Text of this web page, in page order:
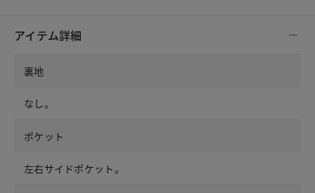
アイテム詳細
裏地
なし。
ポケット
左右サイドポケット。